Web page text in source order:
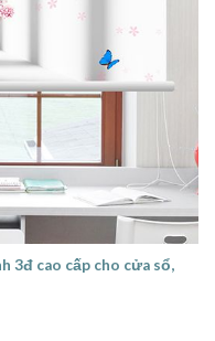
3đ cao cấp cho cửa sổ,